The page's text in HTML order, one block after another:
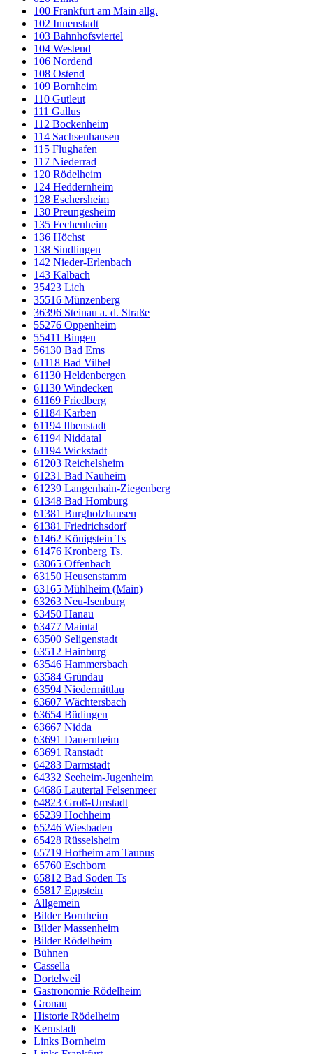
100 Frankfurt am Main allg.
102 Innenstadt
103 Bahnhofsviertel
104 Westend
106 Nordend
108 Ostend
109 Bornheim
110 Gutleut
111 Gallus
112 Bockenheim
114 Sachsenhausen
115 Flughafen
117 Niederrad
120 Rödelheim
124 Heddernheim
128 Eschersheim
130 Preungesheim
135 Fechenheim
136 Höchst
138 Sindlingen
142 Nieder-Erlenbach
143 Kalbach
35423 Lich
35516 Münzenberg
36396 Steinau a. d. Straße
55276 Oppenheim
55411 Bingen
56130 Bad Ems
61118 Bad Vilbel
61130 Heldenbergen
61130 Windecken
61169 Friedberg
61184 Karben
61194 Ilbenstadt
61194 Niddatal
61194 Wickstadt
61203 Reichelsheim
61231 Bad Nauheim
61239 Langenhain-Ziegenberg
61348 Bad Homburg
61381 Burgholzhausen
61381 Friedrichsdorf
61462 Königstein Ts
61476 Kronberg Ts.
63065 Offenbach
63150 Heusenstamm
63165 Mühlheim (Main)
63263 Neu-Isenburg
63450 Hanau
63477 Maintal
63500 Seligenstadt
63512 Hainburg
63546 Hammersbach
63584 Gründau
63594 Niedermittlau
63607 Wächtersbach
63654 Büdingen
63667 Nidda
63691 Dauernheim
63691 Ranstadt
64283 Darmstadt
64332 Seeheim-Jugenheim
64686 Lautertal Felsenmeer
64823 Groß-Umstadt
65239 Hochheim
65246 Wiesbaden
65428 Rüsselsheim
65719 Hofheim am Taunus
65760 Eschborn
65812 Bad Soden Ts
65817 Eppstein
Allgemein
Bilder Bornheim
Bilder Massenheim
Bilder Rödelheim
Bühnen
Cassella
Dortelweil
Gastronomie Rödelheim
Gronau
Historie Rödelheim
Kernstadt
Links Bornheim